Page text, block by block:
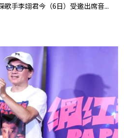
手李翊君今（6日）受邀出席音...